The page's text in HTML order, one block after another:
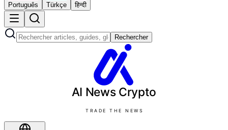
Português Türkçe हिन्दी
Rechercher
AI News Crypto
TRADE THE NEWS